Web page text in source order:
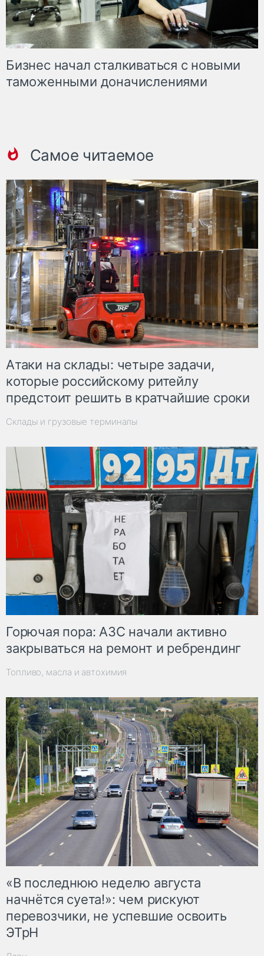
Бизнес начал сталкиваться с новыми
таможенными доначислениями
Самое читаемое
Атаки на склады: четыре задачи,
которые российскому ритейлу
предстоит решить в кратчайшие сроки
Склады и грузовые терминалы
Горючая пора: АЗС начали активно
закрываться на ремонт и ребрендинг
Топливо, масла и автохимия
«В последнюю неделю августа
начнётся суета!»: чем рискуют
перевозчики, не успевшие освоить
ЭТрН